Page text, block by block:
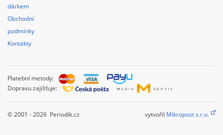
dárkem
Obchodní
podmínky
Kontakty
Platební metody:
Dopravu zajišťuje:
© 2001 - 2026 Periodik.cz vytvořil Mikropost s.r.o.